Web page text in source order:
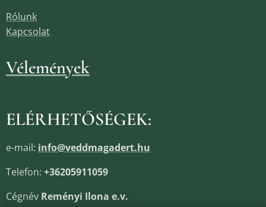
Rólunk
Kapcsolat
Vélemények
ELÉRHETŐSÉGEK:
e-mail: info@veddmagadert.hu
Telefon: +36205911059
Cégnév Reményi Ilona e.v.